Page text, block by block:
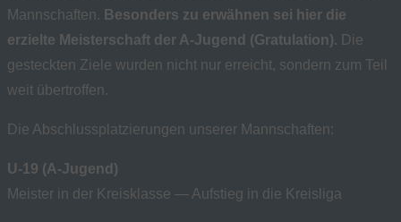
Mannschaften. Besonders zu erwähnen sei hier die
erzielte Meisterschaft der A-Jugend (Gratulation). Die
gesteckten Ziele wurden nicht nur erreicht, sondern zum Teil
weit übertroffen.
Die Abschlussplatzierungen unserer Mannschaften:
U-19 (A-Jugend)
Meister in der Kreisklasse — Aufstieg in die Kreisliga